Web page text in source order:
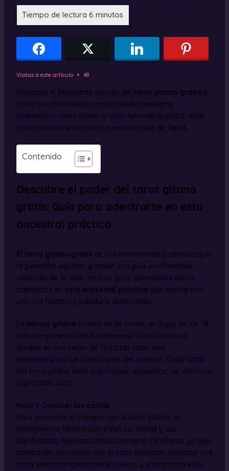
Visitas a este artículo 48
Descubre el fascinante mundo del tarot gitano gratisy
cómo sus misteriosas cartas pueden revelarte
información clave sobre tu vida. Aprende a utilizar esta
poderosa herramienta en nuestras guías de Tarot.
Contenido
Descubre el poder del tarot gitano
gratis: Guía para adentrarte en esta
ancestral práctica
El tarot gitano gratises una herramienta poderosa que
te permitirá explorar y recibir una guía en diferentes
aspectos de tu vida. En esta guía, aprenderás cómo
adentrarte en esta ancestral práctica que cuenta con
una rica historia y sabiduría acumulada.
La baraja gitana consta de 36 cartas, en lugar de las 78
que componen el tarot tradicional. Estas cartas se
dividen en tres series de 12 cartas cada una,
representando los doce signos del zodiaco. Cada carta
del tarot gitano tiene una imagen específica, así como un
significado único.
Paso 1: Conocer las cartas
Para comenzar a trabajar con el tarot gitano, es
fundamental familiarizarse con las cartas y sus
significados. Algunas cartas parecerán familiares, ya que
comparten similitudes con el tarot estándar, mientras que
otras serán completamente nuevas y únicas para esta